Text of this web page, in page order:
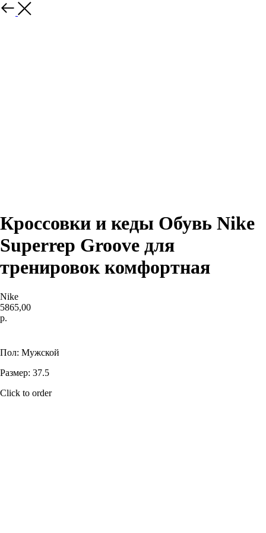
Назад
Кроссовки и кеды Обувь Nike
Superrep Groove для
тренировок комфортная
Nike
5865,00
р.
Пол: Мужской
Размер: 37.5
Click to order